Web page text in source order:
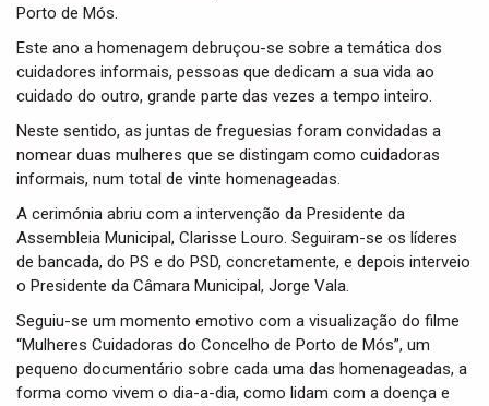
Porto de Mós.
Este ano a homenagem debruçou-se sobre a temática dos
cuidadores informais, pessoas que dedicam a sua vida ao
cuidado do outro, grande parte das vezes a tempo inteiro.
Neste sentido, as juntas de freguesias foram convidadas a
nomear duas mulheres que se distingam como cuidadoras
informais, num total de vinte homenageadas.
A cerimónia abriu com a intervenção da Presidente da
Assembleia Municipal, Clarisse Louro. Seguiram-se os líderes
de bancada, do PS e do PSD, concretamente, e depois interveio
o Presidente da Câmara Municipal, Jorge Vala.
Seguiu-se um momento emotivo com a visualização do filme
“Mulheres Cuidadoras do Concelho de Porto de Mós”, um
pequeno documentário sobre cada uma das homenageadas, a
forma como vivem o dia-a-dia, como lidam com a doença e